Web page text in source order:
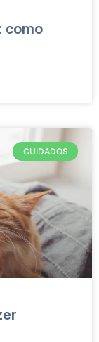
como
CUIDADOS